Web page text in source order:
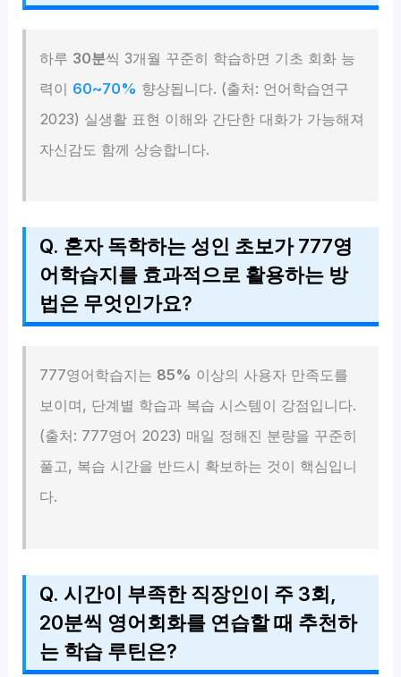
하루 30분씩 3개월 꾸준히 학습하면 기초 회화 능
력이 60~70% 향상됩니다. (출처: 언어학습연구
2023) 실생활 표현 이해와 간단한 대화가 가능해져
자신감도 함께 상승합니다.
Q. 혼자 독학하는 성인 초보가 777영
어학습지를 효과적으로 활용하는 방
법은 무엇인가요?
777영어학습지는 85% 이상의 사용자 만족도를
보이며, 단계별 학습과 복습 시스템이 강점입니다.
(출처: 777영어 2023) 매일 정해진 분량을 꾸준히
풀고, 복습 시간을 반드시 확보하는 것이 핵심입니
다.
Q. 시간이 부족한 직장인이 주 3회,
20분씩 영어회화를 연습할 때 추천하
는 학습 루틴은?